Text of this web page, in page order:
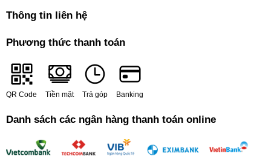
Thông tin liên hệ
Phương thức thanh toán
QR Code Tiền mặt Trả góp Banking
Danh sách các ngân hàng thanh toán online